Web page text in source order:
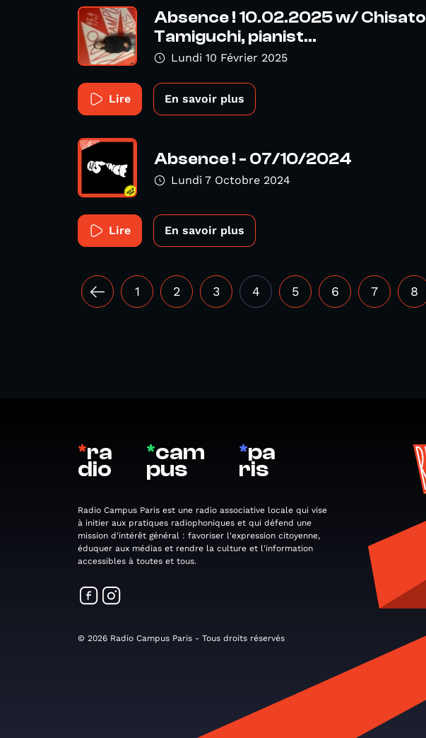
Absence ! 10.02.2025 w/ Chisato
Tamiguchi, pianist...
Lundi 10 Février 2025
Lire En savoir plus
Absence ! - 07/10/2024
Lundi 7 Octobre 2024
Lire En savoir plus
1 2 3 4 5 6 7 8
*ra
dio
*cam
pus
*pa
ris
Radio Campus Paris est une radio associative locale qui vise
à initier aux pratiques radiophoniques et qui défend une
mission d'intérêt général : favoriser l'expression citoyenne,
éduquer aux médias et rendre la culture et l'information
accessibles à toutes et tous.
© 2026 Radio Campus Paris - Tous droits réservés